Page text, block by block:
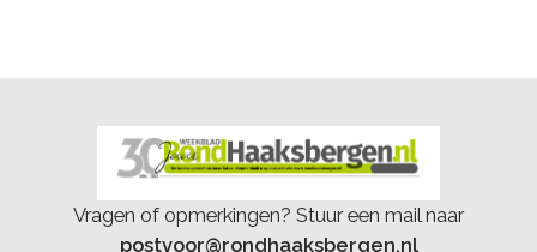
Vragen of opmerkingen? Stuur een mail naar
postvoor@rondhaaksbergen.nl